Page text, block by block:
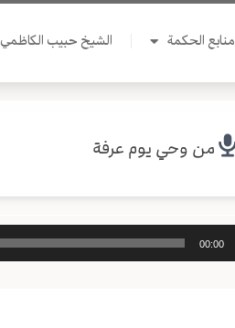
منابع الحكمة الشيخ حبيب الكاظمي
من وحي يوم عرفة
00:00